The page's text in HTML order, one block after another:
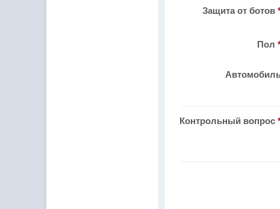
Защита от ботов
Пол
Контрольный вопрос